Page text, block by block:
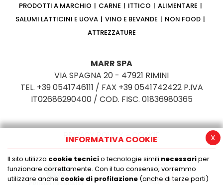
PRODOTTI A MARCHIO CARNE ITTICO
ALIMENTARE
SALUMI LATTICINI E UOVA
VINO E BEVANDE
NON FOOD
ATTREZZATURE
MARR SPA
VIA SPAGNA 20 - 47921 RIMINI
TEL. +39 0541746111 / FAX +39 0541742422 P.IVA
IT02686290400 / COD. FISC. 01836980365
PRIVACY POLICY COOKIE x
INFORMATIVA COOKIE
Il sito utilizza cookie tecnicio tecnologie simili necessariper
funzionare correttamente. Con il tuo consenso, vorremmo
utilizzare anche cookie di profilazione (anche di terze parti)